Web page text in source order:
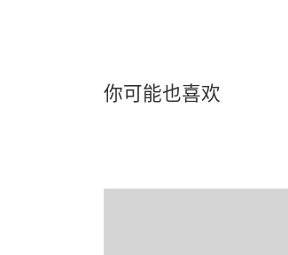
你可能也喜欢